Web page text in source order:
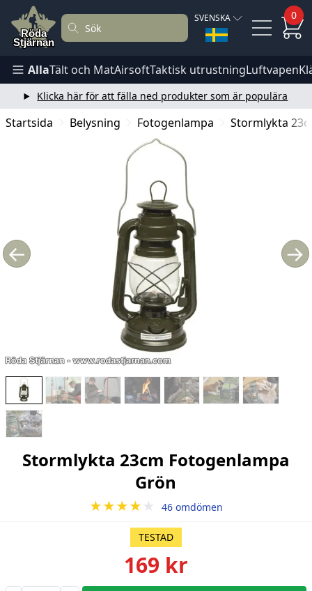
SVENSKA 0
AllaTält och MatAirsoftTaktisk utrustningLuftvapen
Klicka här för att fälla ned produkter som är populära
Startsida Belysning Fotogenlampa Stormlykta
← →
Stormlykta 23cm Fotogenlampa
Grön
★★★★ ★ 46 omdömen
TESTAD
169 kr